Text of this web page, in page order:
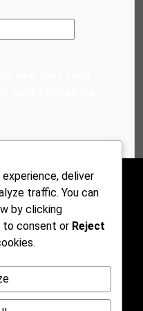
deliver
traffic. You can
by clicking
to consent or Reject